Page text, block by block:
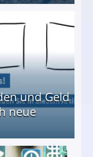
und Geld
neue